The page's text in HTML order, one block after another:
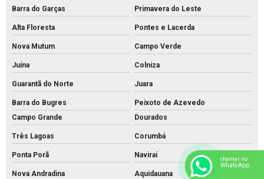
Barra do Garças Primavera do Leste
Alta Floresta Pontes e Lacerda
Nova Mutum Campo Verde
Juína Colniza
Guarantã do Norte Juara
Barra do Bugres
Peixoto de Azevedo
Campo Grande
Dourados
Três Lagoas Corumbá
Ponta Porã Naviraí
Nova Andradina Aquidauana
chamar no
WhatsApp